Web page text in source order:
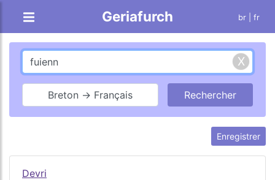
Geriafurch br | fr
Breton → Français
Enregistrer
Devri